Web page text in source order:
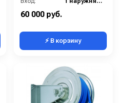
60 000 руб.
⚡ В корзину